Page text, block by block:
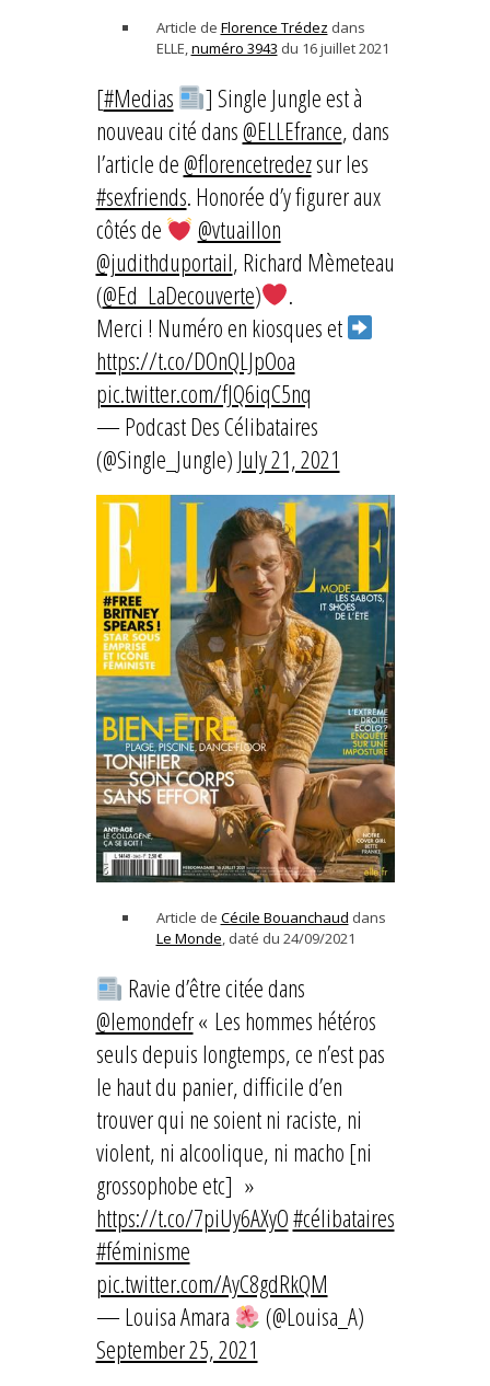
Article de Florence Trédez dans
ELLE,numéro 3943 du 16 juillet 2021
[#Medias
] Single Jungle est à
nouveau cité dans@ELLEfrance, dans
l’article de@florencetredezsur les
#sexfriends. Honorée d’y figurer aux
côtés de
@vtuaillon
@judithduportail, Richard Mèmeteau
(@Ed_LaDecouverte)
.
Merci ! Numéro en kiosques et
https://t.co/DOnQLJpOoa
pic.twitter.com/fJQ6iqC5nq
— Podcast Des Célibataires
(@Single_Jungle) July 21, 2021
Article de Cécile Bouanchaud dans
Le Monde, daté du 24/09/2021
Ravie d’être citée dans
@lemondefr« Les hommes hétéros
seuls depuis longtemps, ce n’est pas
le haut du panier, difficile d’en
trouver qui ne soient ni raciste, ni
violent, ni alcoolique, ni macho [ni
grossophobe etc] »
https://t.co/7piUy6AXyO#célibataires
#féminisme
pic.twitter.com/AyC8gdRkQM
— Louisa Amara
(@Louisa_A)
September 25, 2021